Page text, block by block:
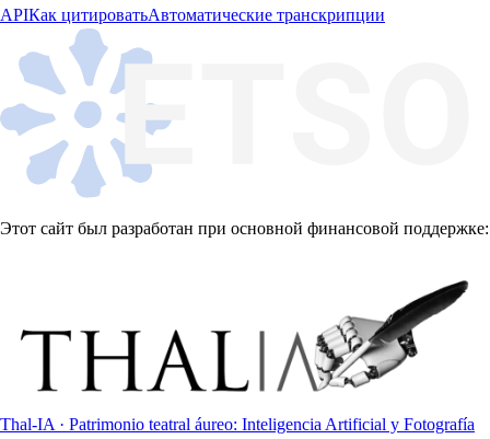
APIКак цитироватьАвтоматические транскрипции
Этот сайт был разработан при основной финансовой поддержке:
Thal-IA · Patrimonio teatral áureo: Inteligencia Artificial y Fotografía